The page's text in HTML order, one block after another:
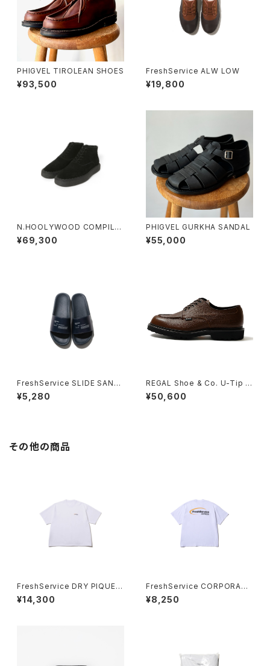
PHIGVEL TIROLEAN SHOES
¥93,500
FreshService ALW LOW
¥19,800
N.HOOLYWOOD COMPILE
× General Scale.
¥69,300
PHIGVEL GURKHA SANDAL
¥55,000
FreshService SLIDE SAND
AL
¥5,280
REGAL Shoe & Co. U-Tip G
TX_Black Embossed SCDR
831S DF
¥50,600
その他の商品
FreshService DRY PIQUE J
ERSEY CREW NECK "DISPA
TCH"
¥14,300
FreshService CORPORATE
PRINTED S/S TEE “DISPAT
CH”
¥8,250